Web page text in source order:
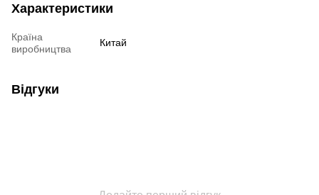
Характеристики
Країна
виробництва
Китай
Відгуки